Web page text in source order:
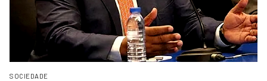
SOCIEDADE